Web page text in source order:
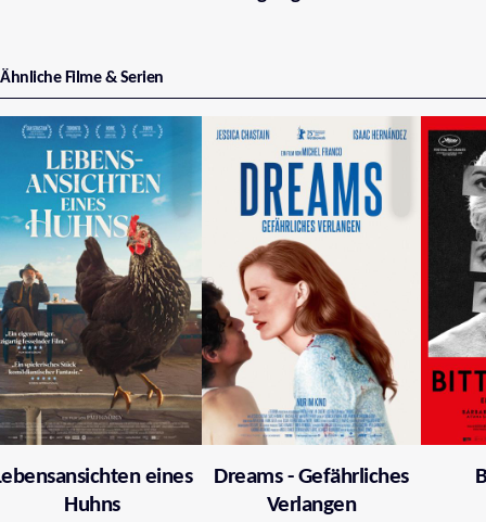
Ähnliche Filme & Serien
eines
Huhns
Dreams - Gefährliches
Verlangen